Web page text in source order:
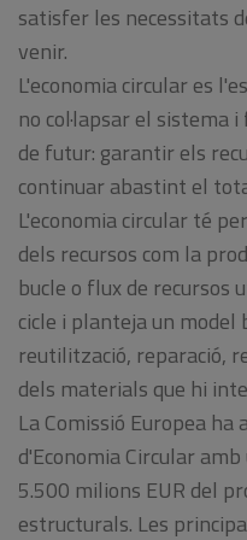
satisfer les necessitats
venir.
L'economia circular es
no col·lapsar el
de futur: garantir els
continuar abastint el
L'economia circular té
dels recursos com la
bucle o flux de recursos
cicle i planteja un model
reutilització, reparació,
dels materials que hi
La Comissió Europea
d'Economia Circular
5.500 milions EUR del
estructurals. Les